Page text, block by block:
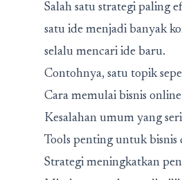
Salah satu strategi paling
satu ide menjadi banyak
selalu mencari ide baru.
Contohnya, satu topik
Cara memulai bisnis
Kesalahan umum yang
Tools penting untuk
Strategi meningkatkan